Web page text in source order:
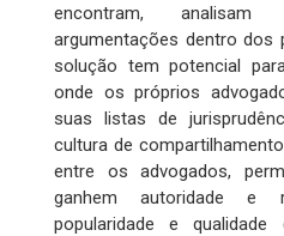
encontram,
argumentações dentro dos
solução tem potencial
onde os próprios
suas listas de
cultura de
entre os advogados,
ganhem autoridade e
popularidade e